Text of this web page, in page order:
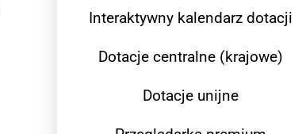
Interaktywny kalendarz dotacji
Dotacje centralne (krajowe)
Dotacje unijne